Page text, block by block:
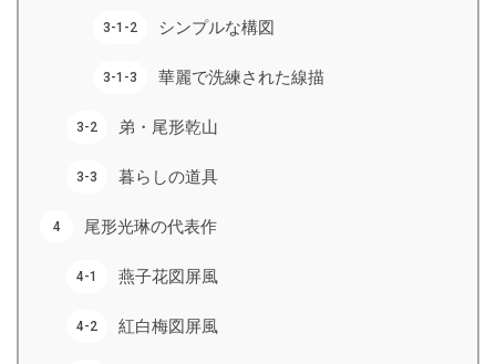
シンプルな構図
華麗で洗練された線描
弟・尾形乾山
暮らしの道具
尾形光琳の代表作
燕子花図屏風
紅白梅図屏風